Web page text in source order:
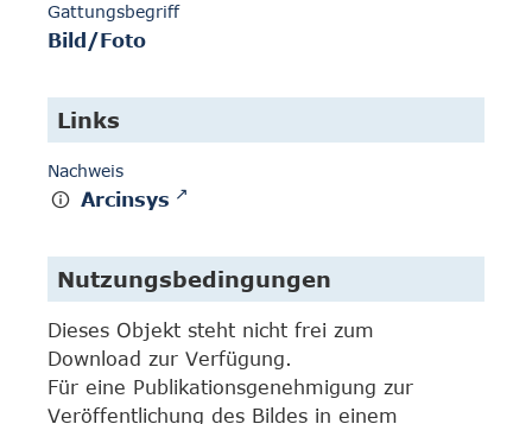
Gattungsbegriff
Bild/Foto
Links
Nachweis
Arcinsys
Nutzungsbedingungen
Dieses Objekt steht nicht frei zum
Download zur Verfügung.
Für eine Publikationsgenehmigung zur
Veröffentlichung des Bildes in einem